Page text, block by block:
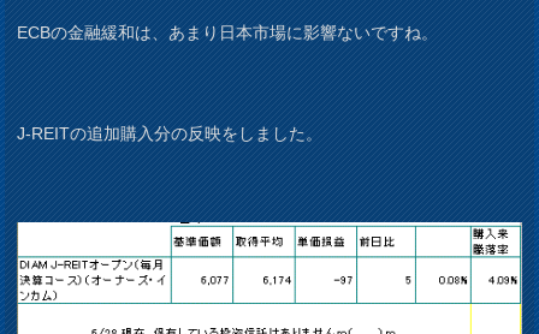
ECBの金融緩和は、あまり日本市場に影響ないですね。
J-REITの追加購入分の反映をしました。